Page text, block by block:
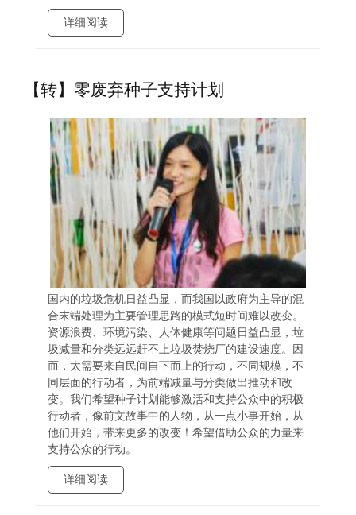
详细阅读
【转】零废弃种子支持计划
国内的垃圾危机日益凸显，而我国以政府为主导的混
合末端处理为主要管理思路的模式短时间难以改变。
资源浪费、环境污染、人体健康等问题日益凸显，垃
圾减量和分类远远赶不上垃圾焚烧厂的建设速度。因
而，太需要来自民间自下而上的行动，不同规模，不
同层面的行动者，为前端减量与分类做出推动和改
变。我们希望种子计划能够激活和支持公众中的积极
行动者，像前文故事中的人物，从一点小事开始，从
他们开始，带来更多的改变！希望借助公众的力量来
支持公众的行动。
详细阅读